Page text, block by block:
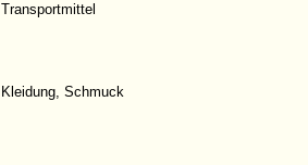
Transportmittel
Kleidung, Schmuck